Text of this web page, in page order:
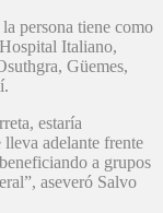
persona tiene como
Italiano,
Güemes,
estaría
adelante frente
a grupos
aseveró Salvo